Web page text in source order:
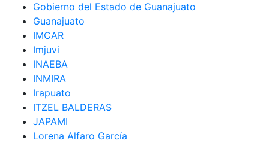
Gobierno del Estado de Guanajuato
Guanajuato
IMCAR
Imjuvi
INAEBA
INMIRA
Irapuato
ITZEL BALDERAS
JAPAMI
Lorena Alfaro García